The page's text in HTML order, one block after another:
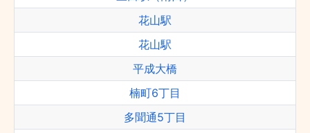
花山駅
花山駅
平成大橋
楠町6丁目
多聞通5丁目